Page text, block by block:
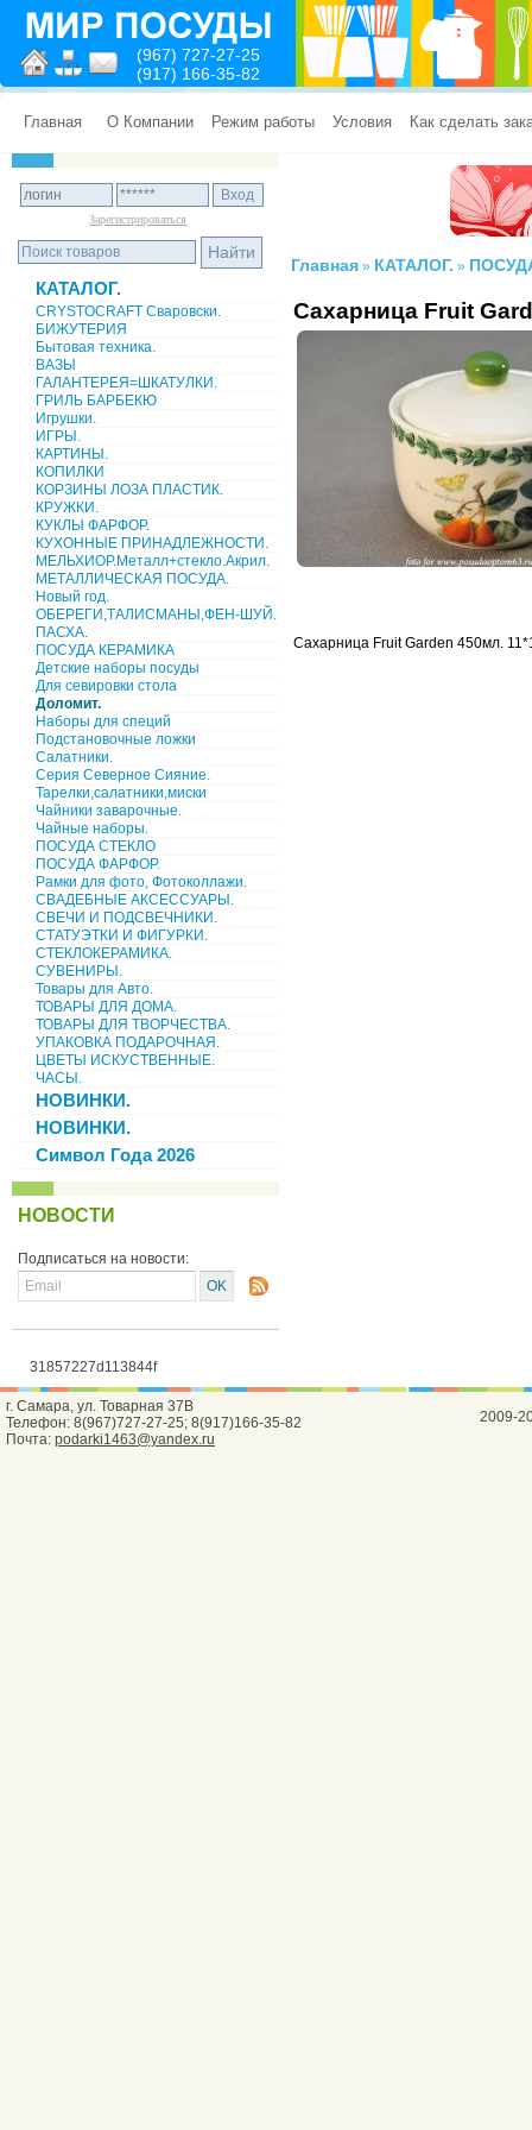
(967) 727-27-25
(917) 166-35-82
Главная О Компании Режим работы Условия Как сделать
Зарегистрироваться
КАТАЛОГ.
CRYSTOCRAFT Сваровски.
БИЖУТЕРИЯ
Бытовая техника.
ВАЗЫ
ГАЛАНТЕРЕЯ=ШКАТУЛКИ.
ГРИЛЬ БАРБЕКЮ
Игрушки.
ИГРЫ.
КАРТИНЫ.
КОПИЛКИ
КОРЗИНЫ ЛОЗА ПЛАСТИК.
КРУЖКИ.
КУКЛЫ ФАРФОР.
КУХОННЫЕ ПРИНАДЛЕЖНОСТИ.
МЕЛЬХИОР.Металл+стекло.Акрил.
МЕТАЛЛИЧЕСКАЯ ПОСУДА.
Новый год.
ОБЕРЕГИ,ТАЛИСМАНЫ,ФЕН-ШУЙ.
ПАСХА.
ПОСУДА КЕРАМИКА
Детские наборы посуды
Для севировки стола
Доломит.
Наборы для специй
Подстановочные ложки
Салатники.
Серия Северное Сияние.
Тарелки,салатники,миски
Чайники заварочные.
Чайные наборы.
ПОСУДА СТЕКЛО
ПОСУДА ФАРФОР.
Рамки для фото, Фотоколлажи.
СВАДЕБНЫЕ АКСЕССУАРЫ.
СВЕЧИ И ПОДСВЕЧНИКИ.
СТАТУЭТКИ И ФИГУРКИ.
СТЕКЛОКЕРАМИКА.
СУВЕНИРЫ.
Товары для Авто.
ТОВАРЫ ДЛЯ ДОМА.
ТОВАРЫ ДЛЯ ТВОРЧЕСТВА.
УПАКОВКА ПОДАРОЧНАЯ.
ЦВЕТЫ ИСКУСТВЕННЫЕ.
ЧАСЫ.
НОВИНКИ.
НОВИНКИ.
Символ Года 2026
НОВОСТИ
Подписаться на новости:
31857227d113844f
Главная » КАТАЛОГ. »
Cахарница Fruit
Cахарница Fruit Garden 450мл.
г. Самара, ул. Товарная 37В
Телефон: 8(967)727-27-25; 8(917)166-35-82
Почта: podarki1463@yandex.ru
2009-